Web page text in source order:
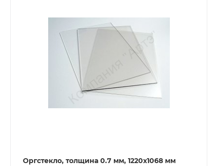
Оргстекло, толщина 0.7 мм, 1220x1068 мм